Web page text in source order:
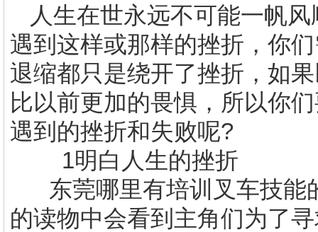
人生在世永远不可能一帆
遇到这样或那样的挫折，你
退缩都只是绕开了挫折，如
比以前更加的畏惧，所以你
遇到的挫折和失败呢?
1明白人生的挫折
东莞哪里有培训叉车技能
的读物中会看到主角们为了